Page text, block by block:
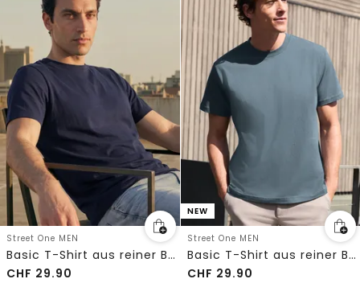
Street One MEN
Basic T-Shirt aus reiner Baumwolle
CHF 29.90
NEW
Street One MEN
Basic T-Shirt aus reiner Baumwolle
CHF 29.90